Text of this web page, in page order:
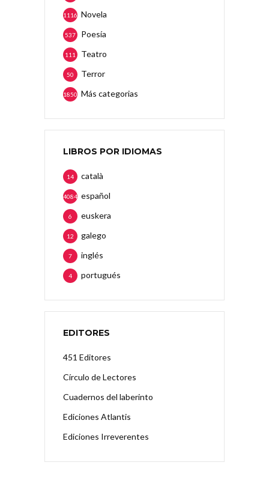
Novela
1116
Poesía
537
Teatro
111
Terror
50
Más categorias
1850
LIBROS POR IDIOMAS
català
14
español
4084
euskera
6
galego
12
inglés
7
portugués
4
EDITORES
451 Editores
Círculo de Lectores
Cuadernos del laberinto
Ediciones Atlantis
Ediciones Irreverentes